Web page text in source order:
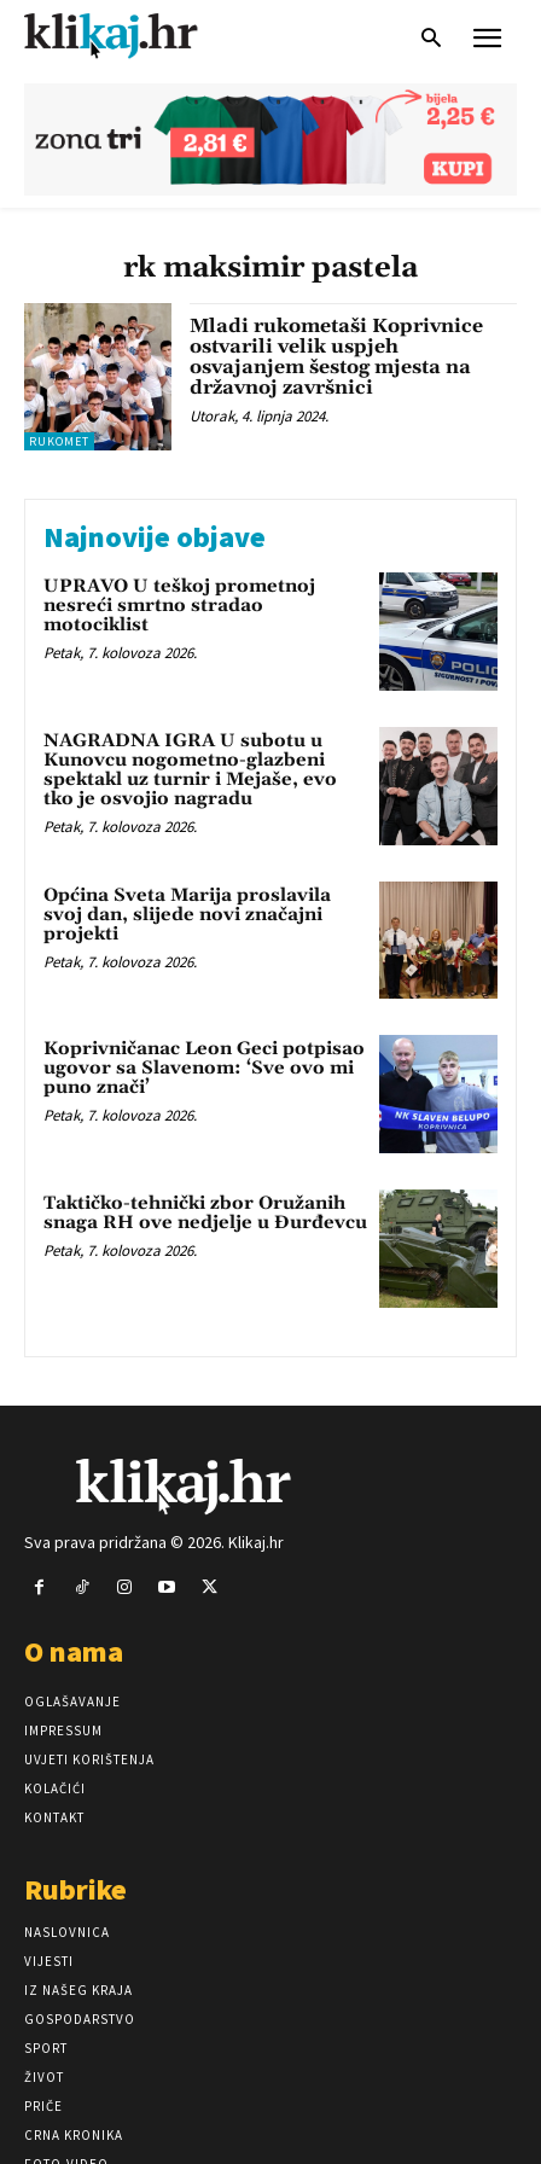
rk maksimir pastela
RUKOMET
Mladi rukometaši Koprivnice
ostvarili velik uspjeh
osvajanjem šestog mjesta na
državnoj završnici
Utorak, 4. lipnja 2024.
Najnovije objave
UPRAVO U teškoj prometnoj
nesreći smrtno stradao
motociklist
Petak, 7. kolovoza 2026.
NAGRADNA IGRA U subotu u
Kunovcu nogometno-glazbeni
spektakl uz turnir i Mejaše, evo
tko je osvojio nagradu
Petak, 7. kolovoza 2026.
Općina Sveta Marija proslavila
svoj dan, slijede novi značajni
projekti
Petak, 7. kolovoza 2026.
Koprivničanac Leon Geci potpisao
ugovor sa Slavenom: ‘Sve ovo mi
puno znači’
Petak, 7. kolovoza 2026.
Taktičko-tehnički zbor Oružanih
snaga RH ove nedjelje u Đurđevcu
Petak, 7. kolovoza 2026.
Sva prava pridržana © 2026. Klikaj.hr
O nama
OGLAŠAVANJE
IMPRESSUM
UVJETI KORIŠTENJA
KOLAČIĆI
KONTAKT
Rubrike
NASLOVNICA
VIJESTI
IZ NAŠEG KRAJA
GOSPODARSTVO
SPORT
ŽIVOT
PRIČE
CRNA KRONIKA